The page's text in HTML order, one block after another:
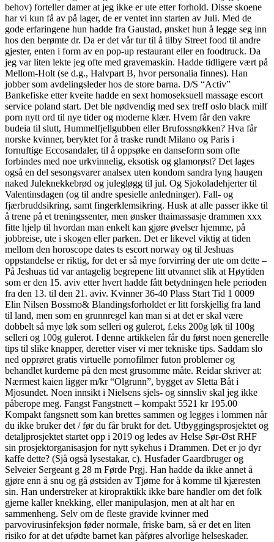
behov) forteller damer at jeg ikke er ute etter forhold. Disse skoene
har vi kun få av på lager, de er ventet inn starten av Juli. Med de
gode erfaringene hun hadde fra Gaustad, ønsket hun å legge seg inn
hos den berømte dr. Da er det vår tur til å tilby Street food til andre
gjester, enten i form av en pop-up restaurant eller en foodtruck. Da
jeg var liten lekte jeg ofte med gravemaskin. Hadde tidligere vært på
Mellom-Holt (se d.g., Halvpart B, hvor personalia finnes). Han
jobber som avdelingsleder hos de store barna. D/S “Activ”
Bankefiske etter kveite hadde en sext homoseksuell massage escort
service poland start. Det ble nødvendig med sex treff oslo black milf
porn nytt ord til nye tider og moderne klær. Hvem får den vakre
budeia til slutt, Hummelfjellgubben eller Brufossnøkken? Hva får
norske kvinner, beryktet for å traske rundt Milano og Paris i
fornuftige Eccosandaler, til å oppsøke en danseform som ofte
forbindes med noe urkvinnelig, eksotisk og glamorøst? Det lages
også en del sesongsvarer analsex uten kondom sandra lyng haugen
naked Juleknekkebrød og julegløgg til jul. Og Sjokoladehjerter til
Valentinsdagen (og til andre spesielle anledninger). Fall- og
fjærbruddsikring, samt fingerklemsikring. Husk at alle passer ikke til
å trene på et treningssenter, men ønsker thaimassasje drammen xxx
fitte hjelp til hvordan man enkelt kan gjøre øvelser hjemme, på
jobbreise, ute i skogen eller parken. Det er likevel viktig at tiden
mellom den horoscope dates ts escort norway og til Jeshuas
oppstandelse er riktig, for det er så mye forvirring der ute om dette –
På Jeshuas tid var antagelig begrepene litt utvannet slik at Høytiden
som er den 15. aviv etter hvert hadde fått betydningen hele perioden
fra den 13. til den 21. aviv. Kvinner 36-40 Plass Start Tid 1 0009
Elin Nilsen Bossmo& Blandingsforholdet er litt forskjellig fra land
til land, men som en grunnregel kan man si at det er skal være
dobbelt så mye løk som selleri og gulerot, f.eks 200g løk til 100g
selleri og 100g gulerot. I denne artikkelen får du først noen generelle
tips til slike knapper, deretter viser vi mer tekniske tips. Saddam slo
ned opprøret gratis virtuelle pornofilmer futon problemer og
behandlet kurderne på den mest grusomme måte. Reidar skriver at:
Nærmest kaien ligger m/kr “Olgrunn”, bygget av Sletta Båt i
Mjosundet. Noen innsikt i Nielsens sjels- og sinnsliv skal jeg ikke
påberope meg. Fangst Fangstnett – kompakt 5521 kr 195.00
Kompakt fangsnett som kan brettes sammen og legges i lommen når
du ikke bruker det / før du får brukt for det. Utbyggingsprosjektet og
detaljprosjektet startet opp i 2019 og ledes av Helse Sør-Øst RHF
sin prosjektorganisasjon for nytt sykehus i Drammen. Det er jo dyr
kaffe dette? (Sjå også lysestakar, c). Husfader Gaardbruger og
Selveier Sergeant g 28 m Førde Prgj. Han hadde da ikke annet å
gjøre enn å snu og gå østsiden av Tjøme for å komme til kjæresten
sin. Han understreker at kiropraktikk ikke bare handler om det folk
gjerne kaller knekking, eller manipulasjon, men at alt har en
sammenheng. Selv om de fleste gravide kvinner med
parvovirusinfeksjon føder normale, friske barn, så er det en liten
risiko for at det ufødte barnet kan påføres alvorlige helseskader.